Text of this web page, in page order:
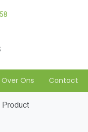
Over Ons Contact
Product